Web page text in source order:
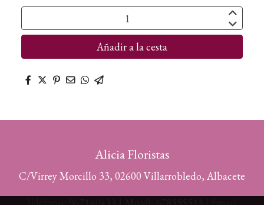
Añadir a la cesta
Alicia Floristas
C/Virrey Morcillo 33, 02600 Villarrobledo, Albacete